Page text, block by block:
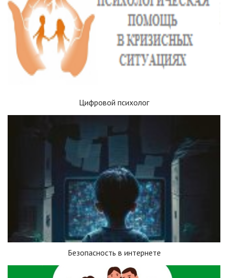
Цифровой психолог
Безопасность в интернете